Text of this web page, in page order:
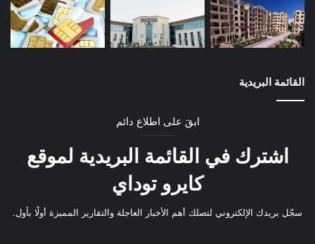
القائمة البريدية
ابقَ على اطلاع دائم
اشترك في القائمة البريدية لموقع
كايرو توداي
سجّل بريدك الإلكتروني لتصلك أهم الأخبار العاجلة والتقارير المميزة أولًا بأول.